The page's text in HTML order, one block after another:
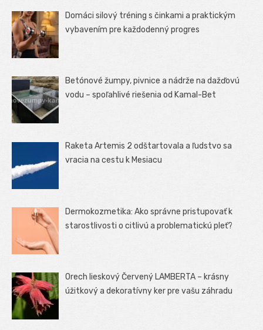
Domáci silový tréning s činkami a praktickým
vybavením pre každodenný progres
Betónové žumpy, pivnice a nádrže na dažďovú
vodu – spoľahlivé riešenia od Kamal-Bet
Raketa Artemis 2 odštartovala a ľudstvo sa
vracia na cestu k Mesiacu
Dermokozmetika: Ako správne pristupovať k
starostlivosti o citlivú a problematickú pleť?
Orech lieskový Červený LAMBERTA – krásny
úžitkový a dekoratívny ker pre vašu záhradu